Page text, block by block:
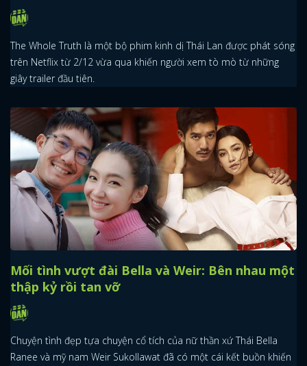
FACEBOOK GOOGLE
The Whole Truth là một bộ phim kinh dị Thái Lan được phát sóng
trên Netflix từ 2/12 vừa qua khiến người xem tò mò từ những
giây trailer đầu tiên.
Mối tình vượt đài Bella và Weir: Bên nhau một
thập kỷ rồi tan vỡ
Chuyện tình đẹp tựa chuyện cổ tích của nữ thần xứ Thái Bella
Ranee và mỹ nam Weir Sukollawat đã có một cái kết buồn khiến